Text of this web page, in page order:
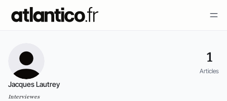
1
Articles
Jacques Lautrey
Interviewes